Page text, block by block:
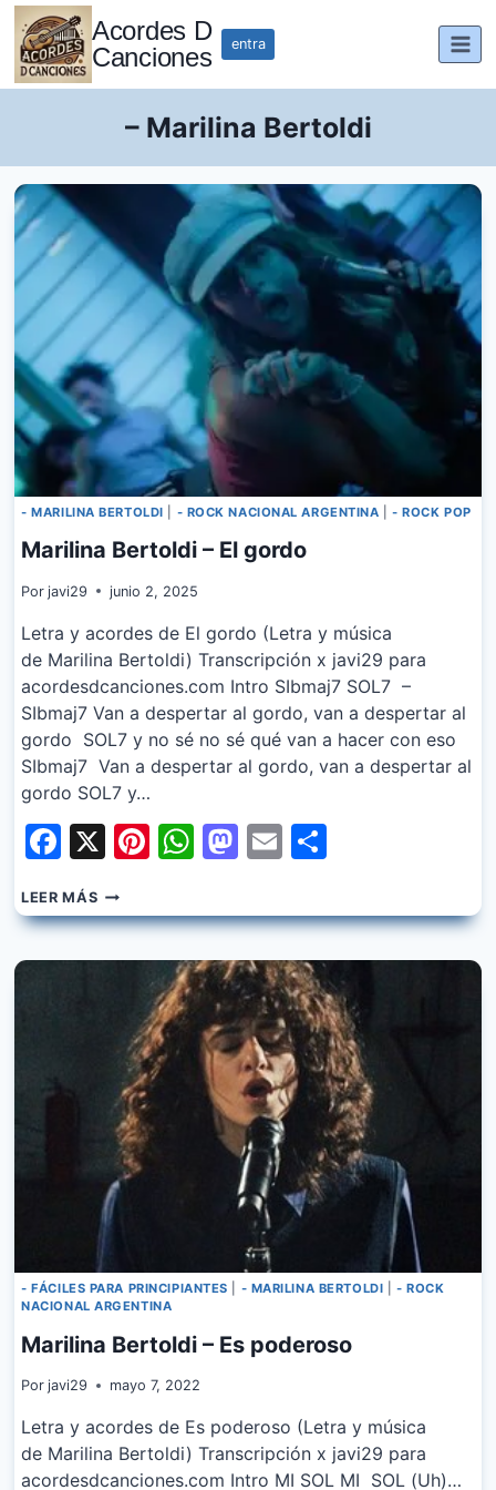
Saltar
contenido
Acordes D
Canciones
entra
– Marilina Bertoldi
- MARILINA BERTOLDI - ROCK NACIONAL ARGENTINA |- ROCK POP
Marilina Bertoldi – El gordo
Por javi29 junio 2, 2025
Letra y acordes de El gordo (Letra y música
de Marilina Bertoldi) Transcripción x javi29 para
acordesdcanciones.com Intro SIbmaj7 SOL7 –
SIbmaj7 Van a despertar al gordo, van a despertar al
gordo SOL7 y no sé no sé qué van a hacer con eso
SIbmaj7 Van a despertar al gordo, van a despertar al
gordo SOL7 y…
Facebook
X Pinterest
WhatsApp
Mastodon
Email
LEER MÁSMARILINA
BERTOLDI
–
- FÁCILES PARA PRINCIPIANTES - MARILINA BERTOLDI
- ROCK
NACIONAL ARGENTINA
Marilina Bertoldi – Es poderoso
Por javi29 mayo 7, 2022
Letra y acordes de Es poderoso (Letra y música
de Marilina Bertoldi) Transcripción x javi29 para
acordesdcanciones.com Intro MI SOL MI SOL (Uh)…